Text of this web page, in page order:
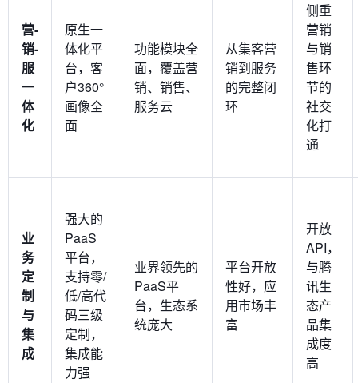
营-
销-
服
一
体
化
原生一
体化平
台，客
户360°
画像全
面
功能模块全
面，覆盖营
销、销售、
服务云
从集客营
销到服务
的完整闭
环
侧重
营销
与销
售环
节的
社交
化打
通
业
务
定
制
与
集
成
强大的
PaaS
平台，
支持零/
低/高代
码三级
定制，
集成能
力强
业界领先的
PaaS平
台，生态系
统庞大
平台开放
性好，应
用市场丰
富
开放
API，
与腾
讯生
态产
品集
成度
高